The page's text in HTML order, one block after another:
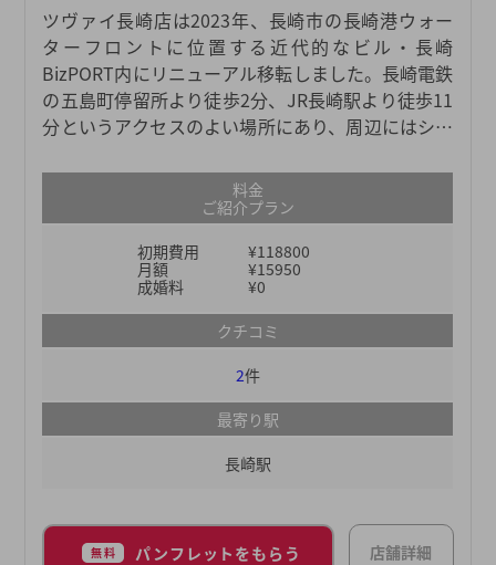
ツヴァイ長崎店は2023年、長崎市の長崎港ウォー
ターフロントに位置する近代的なビル・長崎
BizPORT内にリニューアル移転しました。長崎電鉄
の五島町停留所より徒歩2分、JR長崎駅より徒歩11
分というアクセスのよい場所にあり、周辺にはショ
島ワーフ、長崎新地中華街といったデートスポット
もあり、西九州新幹線の開業に伴う再開発エリアと
しても注目を集めています。
料金
ご紹介プラン
初期費用
¥118800
月額
¥15950
成婚料
¥0
クチコミ
2件
最寄り駅
長崎駅
無料 パンフレットをもらう 店舗詳細